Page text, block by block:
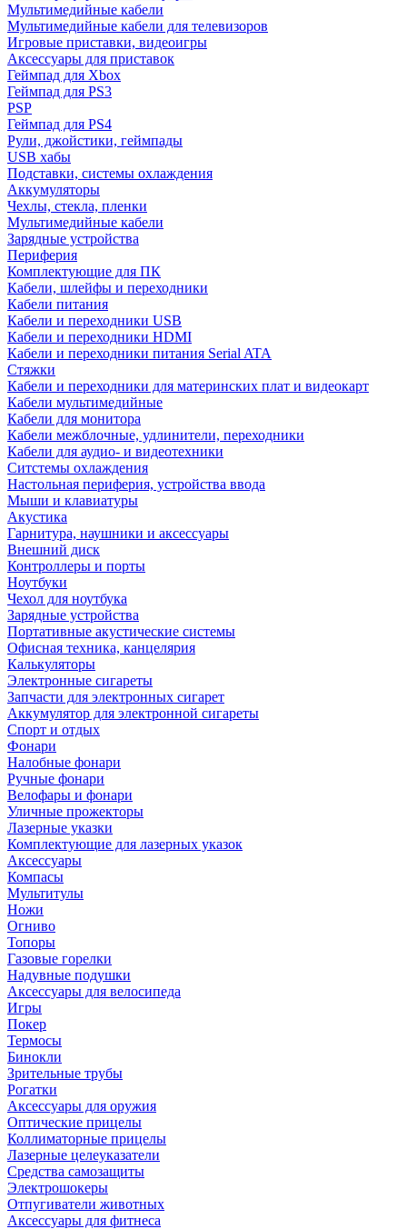
Мультимедийные кабели
Мультимедийные кабели для телевизоров
Игровые приставки, видеоигры
Аксессуары для приставок
Геймпад для Xbox
Геймпад для PS3
PSP
Геймпад для PS4
Рули, джойстики, геймпады
USB хабы
Подставки, системы охлаждения
Аккумуляторы
Чехлы, стекла, пленки
Мультимедийные кабели
Зарядные устройства
Периферия
Комплектующие для ПК
Кабели, шлейфы и переходники
Кабели питания
Кабели и переходники USB
Кабели и переходники HDMI
Кабели и переходники питания Serial ATA
Стяжки
Кабели и переходники для материнских плат и видеокарт
Кабели мультимедийные
Кабели для монитора
Кабели межблочные, удлинители, переходники
Кабели для аудио- и видеотехники
Ситстемы охлаждения
Настольная периферия, устройства ввода
Мыши и клавиатуры
Акустика
Гарнитура, наушники и аксессуары
Внешний диск
Контроллеры и порты
Ноутбуки
Чехол для ноутбука
Зарядные устройства
Портативные акустические системы
Офисная техника, канцелярия
Калькуляторы
Электронные сигареты
Запчасти для электронных сигарет
Аккумулятор для электронной сигареты
Спорт и отдых
Фонари
Налобные фонари
Ручные фонари
Велофары и фонари
Уличные прожекторы
Лазерные указки
Комплектующие для лазерных указок
Аксессуары
Компасы
Мультитулы
Ножи
Огниво
Топоры
Газовые горелки
Надувные подушки
Аксессуары для велосипеда
Игры
Покер
Термосы
Бинокли
Зрительные трубы
Рогатки
Аксессуары для оружия
Оптические прицелы
Коллиматорные прицелы
Лазерные целеуказатели
Средства самозащиты
Электрошокеры
Отпугиватели животных
Аксессуары для фитнеса